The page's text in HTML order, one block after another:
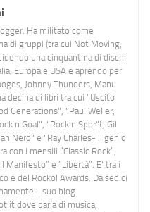
Ha militato come
di gruppi (tra cui Not Moving,
una cinquantina di dischi
Europa e USA e aprendo per
Johnny Thunders, Manu
decina di libri tra cui "Uscito
Generations", "Paul Weller,
n Goal", "Rock n Spor"t, Gil
Nero" e "Ray Charles- Il genio
con i mensili “Classic Rock”,
Manifesto” e “Libertà”. E' tra i
e del Rockol Awards. Da sedici
il suo blog
dove parla di musica,